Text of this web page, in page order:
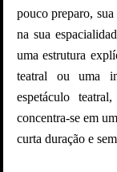
pouco preparo,
na sua
uma estrutura
teatral ou uma
espetáculo
concentra-se em
curta duração e